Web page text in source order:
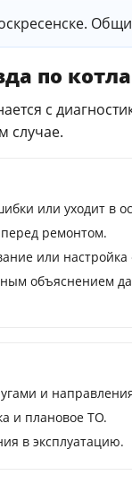
по
с
случае.
или уходит в
ремонтом.
или
объяснением
и
и плановое ТО.
в эксплуатацию.